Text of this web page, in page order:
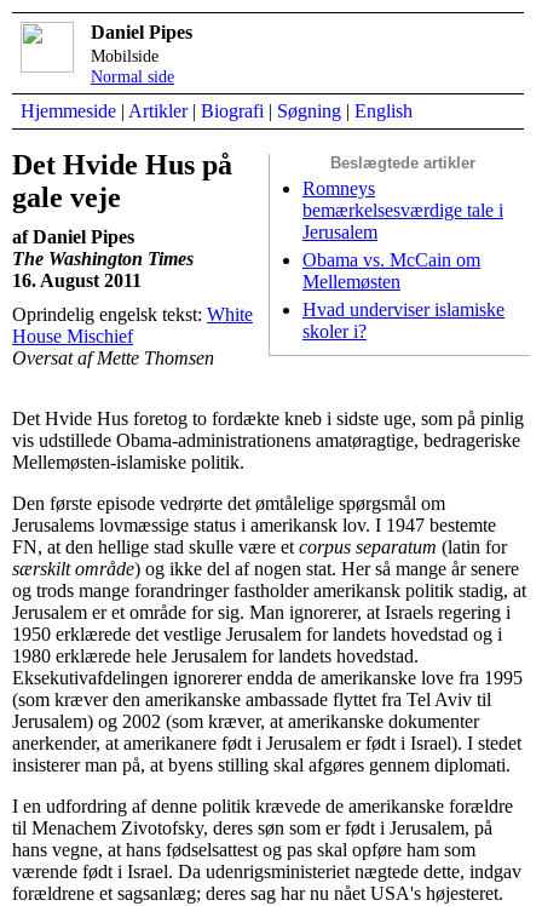
Daniel Pipes
Mobilside
Normal side
Hjemmeside | Artikler| Biografi | Søgning | English
Beslægtede artikler
Romneys
bemærkelsesværdige tale i
Jerusalem
Obama vs. McCain om
Mellemøsten
Hvad underviser islamiske
skoler i?
Det Hvide Hus på
gale veje
af Daniel Pipes
The Washington Times
16. August 2011
Oprindelig engelsk tekst: White
House Mischief
Oversat af Mette Thomsen
Det Hvide Hus foretog to fordækte kneb i sidste uge, som på pinlig
vis udstillede Obama-administrationens amatøragtige, bedrageriske
Mellemøsten-islamiske politik.
Den første episode vedrørte det ømtålelige spørgsmål om
Jerusalems lovmæssige status i amerikansk lov. I 1947 bestemte
FN, at den hellige stad skulle være et corpus separatum (latin for
særskilt område) og ikke del af nogen stat. Her så mange år senere
og trods mange forandringer fastholder amerikansk politik stadig, at
Jerusalem er et område for sig. Man ignorerer, at Israels regering i
1950 erklærede det vestlige Jerusalem for landets hovedstad og i
1980 erklærede hele Jerusalem for landets hovedstad.
Eksekutivafdelingen ignorerer endda de amerikanske love fra 1995
(som kræver den amerikanske ambassade flyttet fra Tel Aviv til
Jerusalem) og 2002 (som kræver, at amerikanske dokumenter
anerkender, at amerikanere født i Jerusalem er født i Israel). I stedet
insisterer man på, at byens stilling skal afgøres gennem diplomati.
I en udfordring af denne politik krævede de amerikanske forældre
til Menachem Zivotofsky, deres søn som er født i Jerusalem, på
hans vegne, at hans fødselsattest og pas skal opføre ham som
værende født i Israel. Da udenrigsministeriet nægtede dette, indgav
forældrene et sagsanlæg; deres sag har nu nået USA's højesteret.